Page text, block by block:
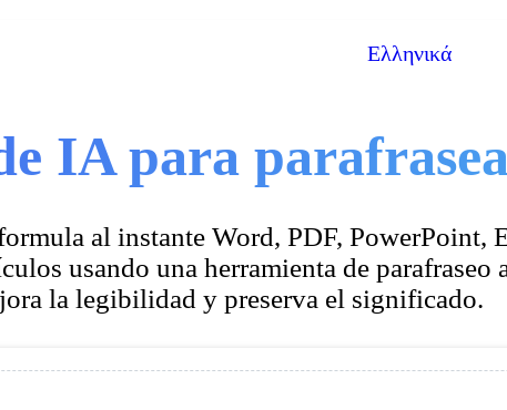
Ελληνικά
IA para
al instante Word, PDF, PowerPoint,
usando una herramienta de
la legibilidad y preserva el significado.